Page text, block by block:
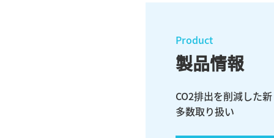
Product
製品情報
CO2排出を削減した
多数取り扱い